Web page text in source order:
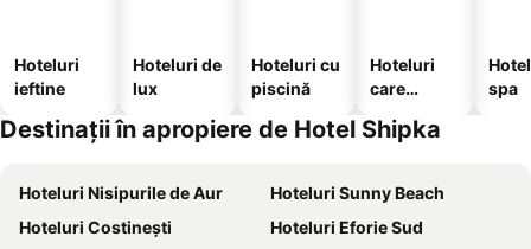
Hoteluri
ieftine
Hoteluri de
lux
Hoteluri cu
piscină
Hoteluri
care
animale
spa
Destinații în apropiere de Hotel Shipka
Hoteluri Nisipurile de Aur
Hoteluri Sunny Beach
Hoteluri Costinești
Hoteluri Eforie Sud